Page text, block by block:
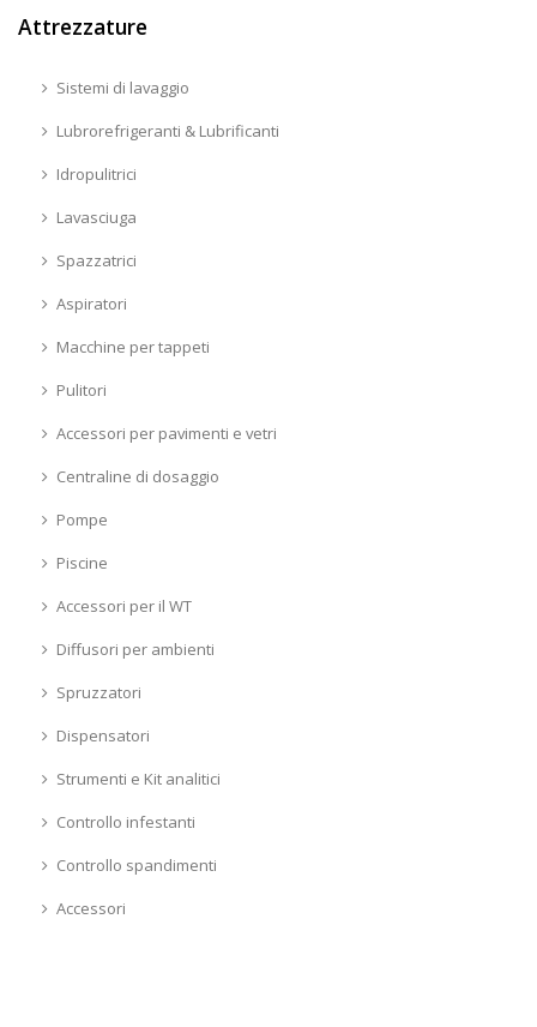
Attrezzature
Sistemi di lavaggio
Lubrorefrigeranti & Lubrificanti
Idropulitrici
Lavasciuga
Spazzatrici
Aspiratori
Macchine per tappeti
Pulitori
Accessori per pavimenti e vetri
Centraline di dosaggio
Pompe
Piscine
Accessori per il WT
Diffusori per ambienti
Spruzzatori
Dispensatori
Strumenti e Kit analitici
Controllo infestanti
Controllo spandimenti
Accessori